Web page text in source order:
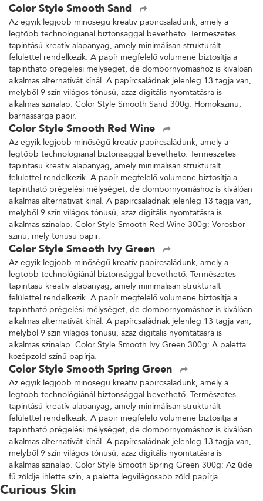
Color Style Smooth Sand
Az egyik legjobb minőségű kreatív papírcsaládunk, amely a
legtöbb technológiánál biztonsággal bevethető. Természetes
tapintású kreatív alapanyag, amely minimálisan strukturált
felülettel rendelkezik. A papír megfelelő volumene biztosítja a
tapintható prégelési mélységet, de dombornyomáshoz is kiválóan
alkalmas alternatívát kínál. A papírcsaládnak jelenleg 13 tagja van,
melyből 9 szín világos tónusú, azaz digitális nyomtatásra is
alkalmas színalap. Color Style Smooth Sand 300g: Homokszínű,
barnássárga papír.
Color Style Smooth Red Wine
Az egyik legjobb minőségű kreatív papírcsaládunk, amely a
legtöbb technológiánál biztonsággal bevethető. Természetes
tapintású kreatív alapanyag, amely minimálisan strukturált
felülettel rendelkezik. A papír megfelelő volumene biztosítja a
tapintható prégelési mélységet, de dombornyomáshoz is kiválóan
alkalmas alternatívát kínál. A papírcsaládnak jelenleg 13 tagja van,
melyből 9 szín világos tónusú, azaz digitális nyomtatásra is
alkalmas színalap. Color Style Smooth Red Wine 300g: Vörösbor
színű, mély tónusú papír.
Color Style Smooth Ivy Green
Az egyik legjobb minőségű kreatív papírcsaládunk, amely a
legtöbb technológiánál biztonsággal bevethető. Természetes
tapintású kreatív alapanyag, amely minimálisan strukturált
felülettel rendelkezik. A papír megfelelő volumene biztosítja a
tapintható prégelési mélységet, de dombornyomáshoz is kiválóan
alkalmas alternatívát kínál. A papírcsaládnak jelenleg 13 tagja van,
melyből 9 szín világos tónusú, azaz digitális nyomtatásra is
alkalmas színalap. Color Style Smooth Ivy Green 300g: A paletta
középzöld színű papírja.
Color Style Smooth Spring Green
Az egyik legjobb minőségű kreatív papírcsaládunk, amely a
legtöbb technológiánál biztonsággal bevethető. Természetes
tapintású kreatív alapanyag, amely minimálisan strukturált
felülettel rendelkezik. A papír megfelelő volumene biztosítja a
tapintható prégelési mélységet, de dombornyomáshoz is kiválóan
alkalmas alternatívát kínál. A papírcsaládnak jelenleg 13 tagja van,
melyből 9 szín világos tónusú, azaz digitális nyomtatásra is
alkalmas színalap. Color Style Smooth Spring Green 300g: Az üde
fű zöldje ihlette szín, a paletta legvilágosabb zöld papírja.
Curious Skin